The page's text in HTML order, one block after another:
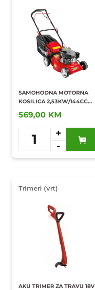
SAMOHODNA MOTORNA
KOSILICA 2,53KW/144CC
460MM
569,00 KM
1
+
-
Dodaj u
omiljene
Trimeri (vrt)
AKU TRIMER ZA TRAVU 18V